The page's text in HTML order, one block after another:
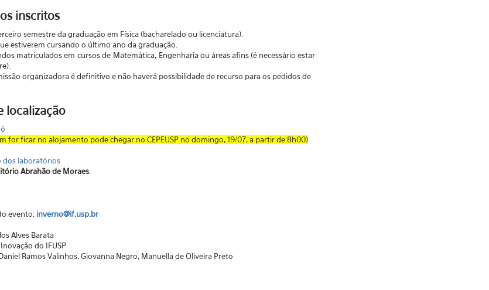
inscritos
semestre da graduação em Física (bacharelado ou licenciatura).
estiverem cursando o último ano da graduação.
matriculados em cursos de Matemática, Engenharia ou áreas afins (é necessário estar
organizadora é definitivo e não haverá possibilidade de recurso para os pedidos de
localização
for ficar no alojamento pode chegar no CEPEUSP no domingo, 19/07, a partir de 8h00)
dos laboratórios
Abrahão de Moraes.
evento: inverno@if.usp.br
Alves Barata
do IFUSP
Ramos Valinhos, Giovanna Negro, Manuella de Oliveira Preto